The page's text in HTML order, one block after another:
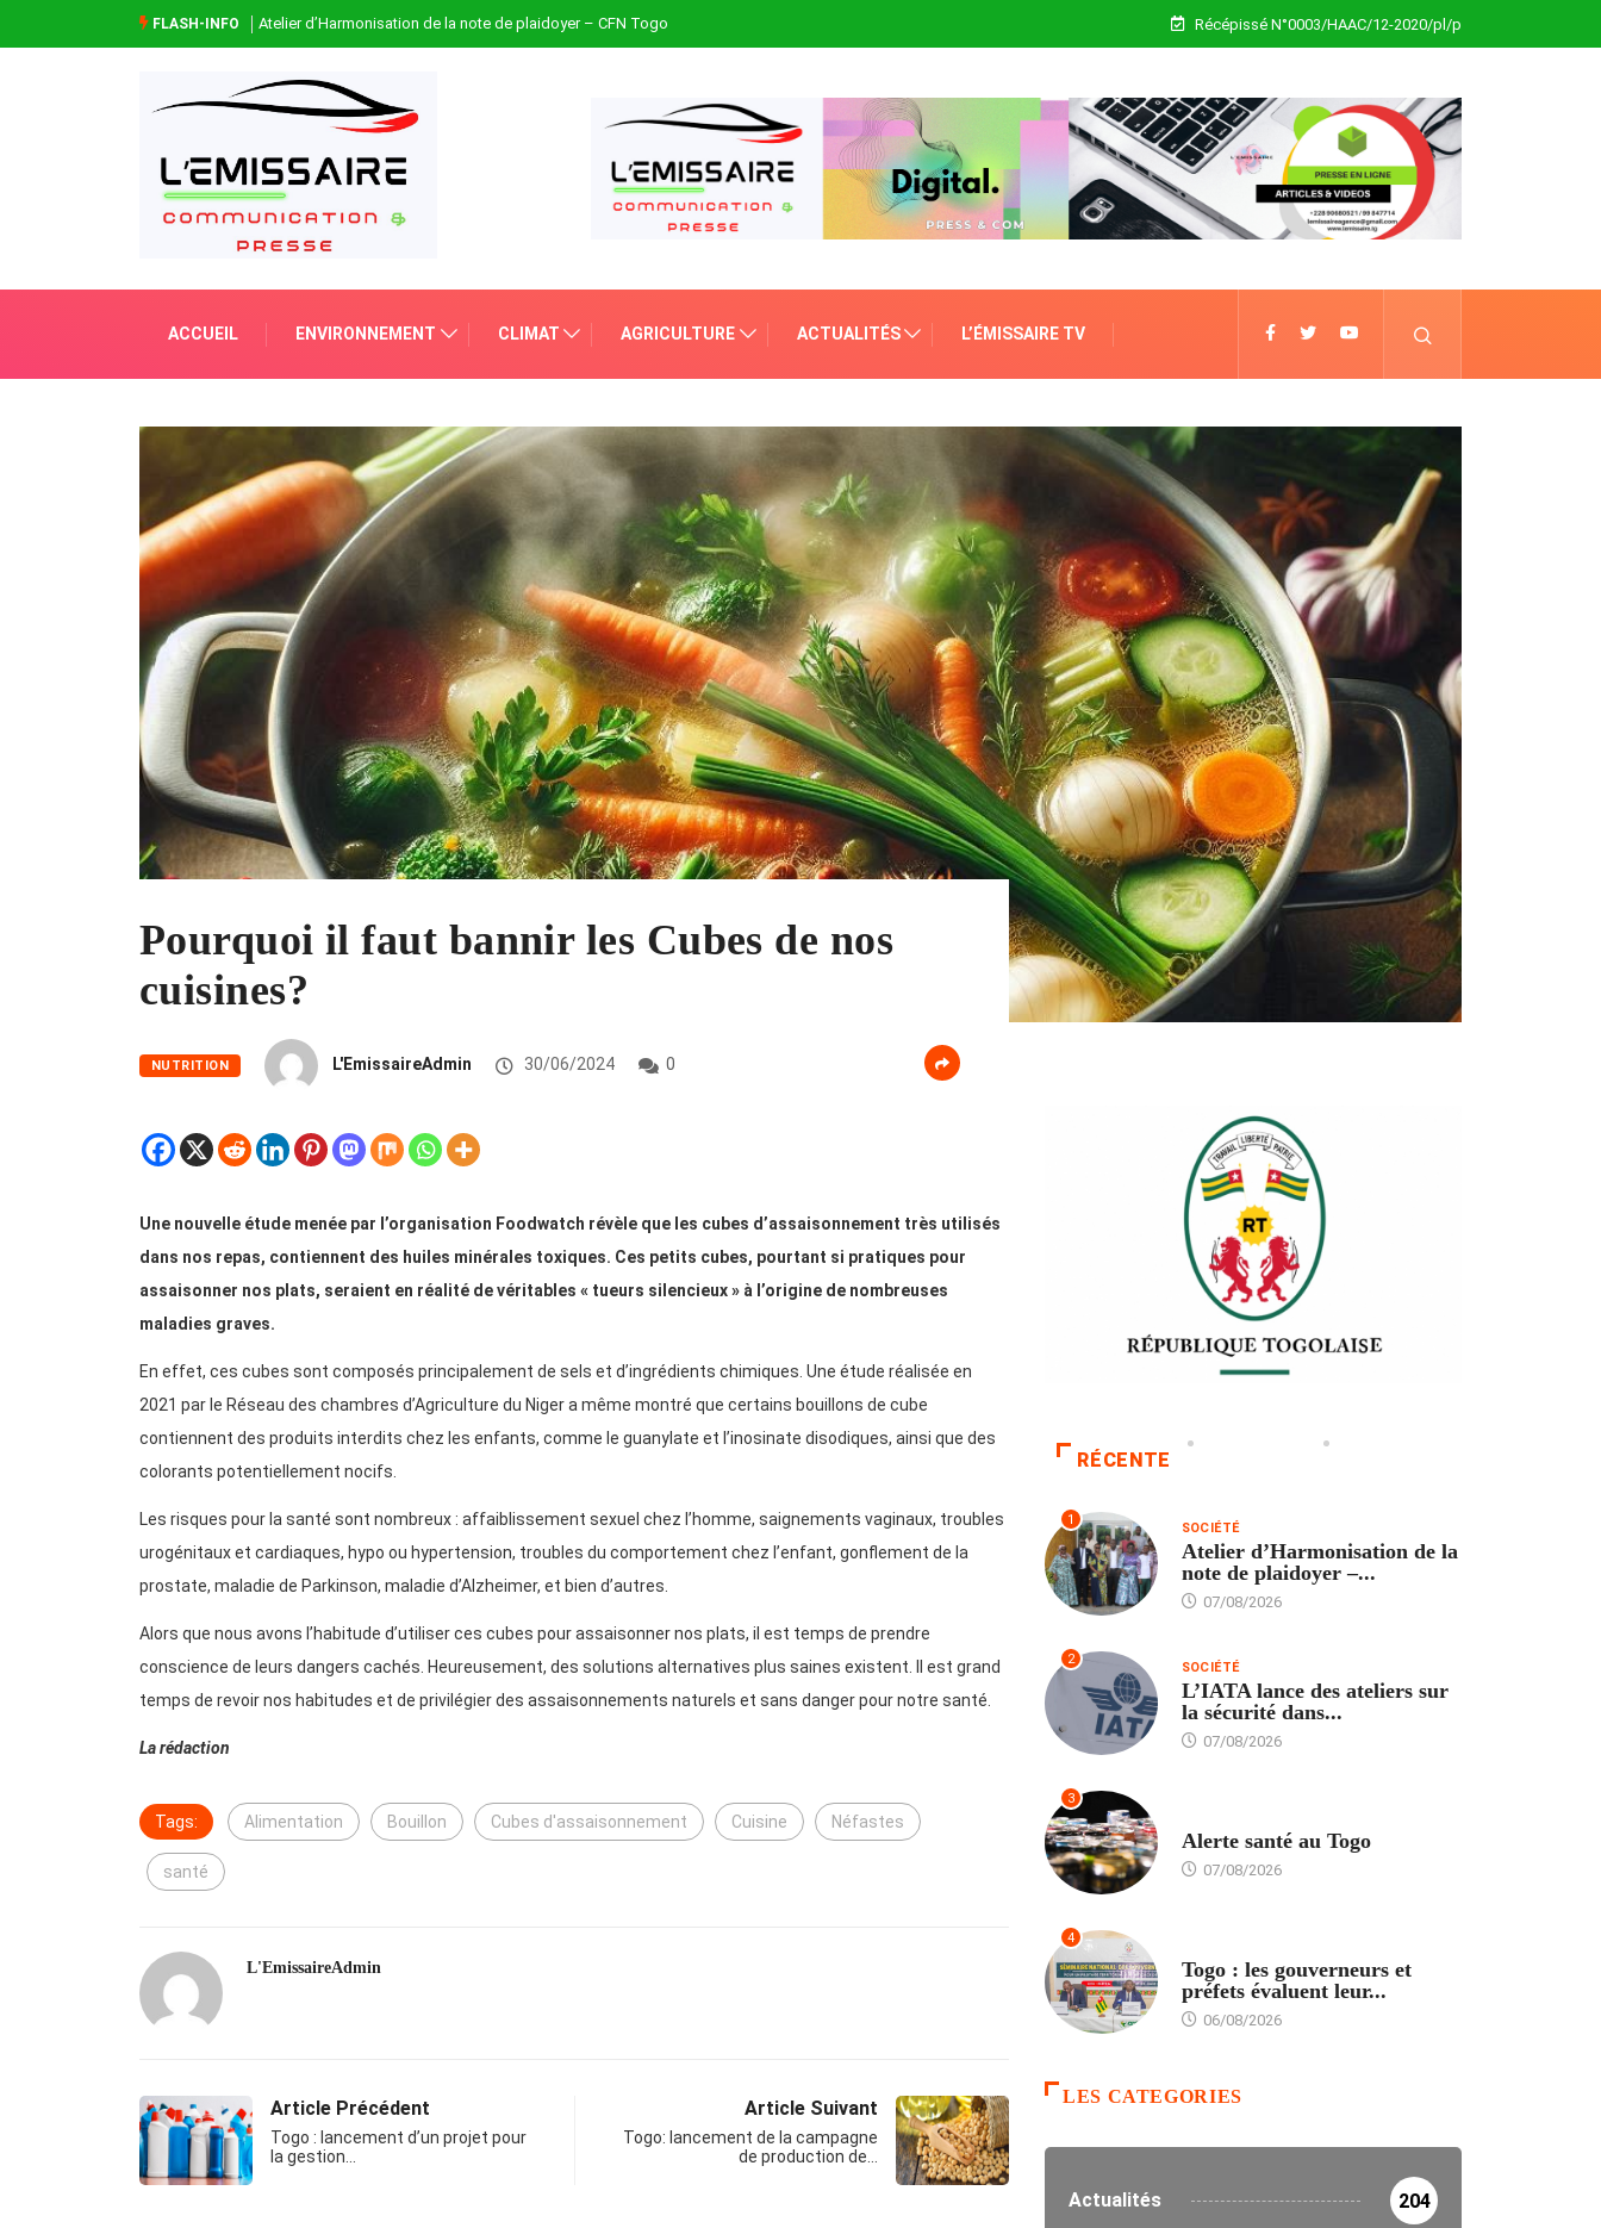
FLASH-INFO Atelier d’Harmonisation de la note de plaidoyer – CFN Togo Récépissé N°0003/HAAC/12-2020/pl/p
ACCUEIL ENVIRONNEMENT CLIMAT AGRICULTURE ACTUALITÉS L’ÉMISSAIRE TV
Pourquoi il faut bannir les Cubes de nos
cuisines?
NUTRITION L'EmissaireAdmin 30/06/2024 0
Une nouvelle étude menée par l’organisation Foodwatch révèle que les cubes d’assaisonnement très utilisés
dans nos repas, contiennent des huiles minérales toxiques. Ces petits cubes, pourtant si pratiques pour
assaisonner nos plats, seraient en réalité de véritables « tueurs silencieux » à l’origine de nombreuses
maladies graves.
En effet, ces cubes sont composés principalement de sels et d’ingrédients chimiques. Une étude réalisée en
2021 par le Réseau des chambres d’Agriculture du Niger a même montré que certains bouillons de cube
contiennent des produits interdits chez les enfants, comme le guanylate et l’inosinate disodiques, ainsi que des
colorants potentiellement nocifs.
Les risques pour la santé sont nombreux : affaiblissement sexuel chez l’homme, saignements vaginaux, troubles
urogénitaux et cardiaques, hypo ou hypertension, troubles du comportement chez l’enfant, gonflement de la
prostate, maladie de Parkinson, maladie d’Alzheimer, et bien d’autres.
Alors que nous avons l’habitude d’utiliser ces cubes pour assaisonner nos plats, il est temps de prendre
conscience de leurs dangers cachés. Heureusement, des solutions alternatives plus saines existent. Il est grand
temps de revoir nos habitudes et de privilégier des assaisonnements naturels et sans danger pour notre santé.
La rédaction
Tags: Alimentation Bouillon Cubes d'assaisonnement Cuisine Néfastes
santé
L'EmissaireAdmin
Article Précédent
Togo : lancement d’un projet pour
la gestion…
Article Suivant
Togo: lancement de la campagne
de production de…
RÉCENTE
1 SOCIÉTÉ
Atelier d’Harmonisation de la
note de plaidoyer –...
07/08/2026
2 SOCIÉTÉ
L’IATA lance des ateliers sur
la sécurité dans...
07/08/2026
3
Alerte santé au Togo
07/08/2026
4
Togo : les gouverneurs et
préfets évaluent leur...
06/08/2026
LES CATEGORIES
Actualités 204